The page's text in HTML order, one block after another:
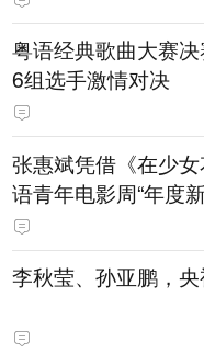
粤语经典歌曲大赛
6组选手激情对决
张惠斌凭借《在少
语青年电影周“年度
电影全程在广州取景
白，主演均为广州
李秋莹、孙亚鹏，